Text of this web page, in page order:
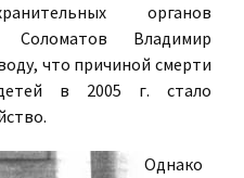
органов
Соломатов Владимир
что причиной смерти
детей в 2005 г. стало
Однако